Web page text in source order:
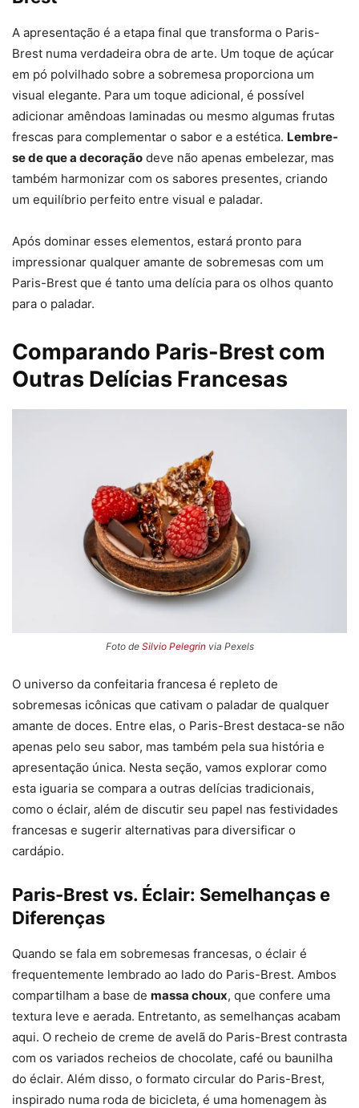
A apresentação é a etapa final que transforma o Paris-
Brest numa verdadeira obra de arte. Um toque de açúcar
em pó polvilhado sobre a sobremesa proporciona um
visual elegante. Para um toque adicional, é possível
adicionar amêndoas laminadas ou mesmo algumas frutas
frescas para complementar o sabor e a estética. Lembre-
se de que a decoração deve não apenas embelezar, mas
também harmonizar com os sabores presentes, criando
um equilíbrio perfeito entre visual e paladar.
Após dominar esses elementos, estará pronto para
impressionar qualquer amante de sobremesas com um
Paris-Brest que é tanto uma delícia para os olhos quanto
para o paladar.
Comparando Paris-Brest com
Outras Delícias Francesas
Foto de Silvio Pelegrinvia Pexels
O universo da confeitaria francesa é repleto de
sobremesas icônicas que cativam o paladar de qualquer
amante de doces. Entre elas, o Paris-Brest destaca-se não
apenas pelo seu sabor, mas também pela sua história e
apresentação única. Nesta seção, vamos explorar como
esta iguaria se compara a outras delícias tradicionais,
como o éclair, além de discutir seu papel nas festividades
francesas e sugerir alternativas para diversificar o
cardápio.
Paris-Brest vs. Éclair: Semelhanças e
Diferenças
Quando se fala em sobremesas francesas, o éclair é
frequentemente lembrado ao lado do Paris-Brest. Ambos
compartilham a base de massa choux, que confere uma
textura leve e aerada. Entretanto, as semelhanças acabam
aqui. O recheio de creme de avelã do Paris-Brest contrasta
com os variados recheios de chocolate, café ou baunilha
do éclair. Além disso, o formato circular do Paris-Brest,
inspirado numa roda de bicicleta, é uma homenagem às